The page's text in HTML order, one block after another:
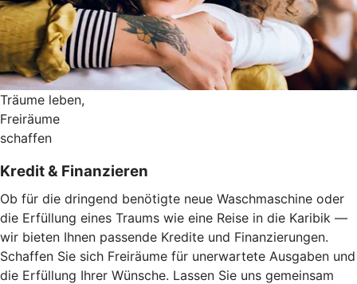
Träume leben,
Freiräume
schaffen
Kredit & Finanzieren
Ob für die dringend benötigte neue Waschmaschine oder
die Erfüllung eines Traums wie eine Reise in die Karibik —
wir bieten Ihnen passende Kredite und Finanzierungen.
Schaffen Sie sich Freiräume für unerwartete Ausgaben und
die Erfüllung Ihrer Wünsche. Lassen Sie uns gemeinsam